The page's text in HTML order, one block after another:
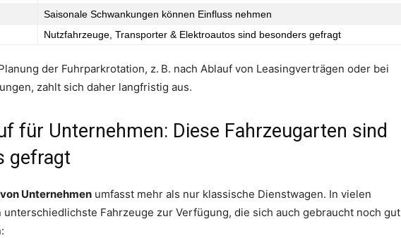
Saisonale Schwankungen können Einfluss nehmen
Nutzfahrzeuge, Transporter & Elektroautos sind besonders gefragt
der Fuhrparkrotation, z. B. nach Ablauf von Leasingverträgen oder bei
zahlt sich daher langfristig aus.
für Unternehmen: Diese Fahrzeugarten sind
gefragt
Unternehmen umfasst mehr als nur klassische Dienstwagen. In vielen
unterschiedlichste Fahrzeuge zur Verfügung, die sich auch gebraucht noch gut